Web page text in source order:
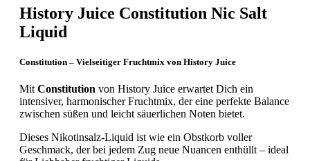
History Juice Constitution Nic Salt
Liquid
Constitution – Vielseitiger Fruchtmix von History Juice
Mit Constitution von History Juice erwartet Dich ein
intensiver, harmonischer Fruchtmix, der eine perfekte Balance
zwischen süßen und leicht säuerlichen Noten bietet.
Dieses Nikotinsalz-Liquid ist wie ein Obstkorb voller
Geschmack, der bei jedem Zug neue Nuancen enthüllt – ideal